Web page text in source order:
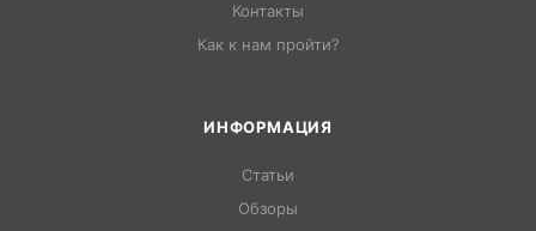
Контакты
Как к нам пройти?
ИНФОРМАЦИЯ
Статьи
Обзоры